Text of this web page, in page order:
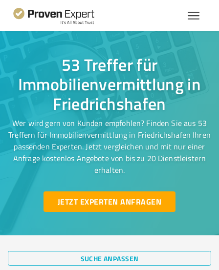
53 Treffer für
Immobilienvermittlung in
Friedrichshafen
Wer wird gern von Kunden empfohlen? Finden Sie aus 53
Treffern für Immobilienvermittlung in Friedrichshafen Ihren
passenden Experten. Jetzt vergleichen und mit nur einer
Anfrage kostenlos Angebote von bis zu 20 Dienstleistern
erhalten.
JETZT EXPERTEN ANFRAGEN
SUCHE ANPASSEN